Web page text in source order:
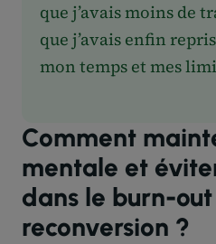
que j’avais moins de
que j’avais enfin
mon temps et mes
Comment
mentale et
dans le burn-
reconversion ?